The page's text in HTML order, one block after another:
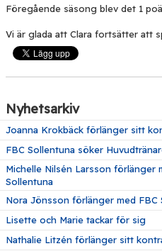
Föregående säsong blev det 1
Vi är glada att Clara fortsätter att
Nyhetsarkiv
Joanna Krokbäck förlänger sitt
FBC Sollentuna söker
Michelle Nilsén Larsson förlänger
Sollentuna
Nora Jönsson förlänger med FBC
Lisette och Marie tackar för sig
Nathalie Litzén förlänger sitt